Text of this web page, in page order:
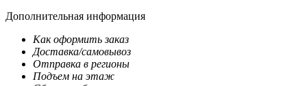
Дополнительная информация
Как оформить заказ
Доставка/самовывоз
Отправка в регионы
Подъем на этаж